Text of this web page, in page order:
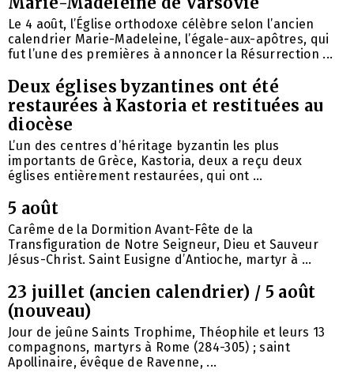
Le 4 août, l’Église orthodoxe célèbre selon l’ancien
calendrier Marie-Madeleine, l’égale-aux-apôtres, qui
fut l’une des premières à annoncer la Résurrection ...
Deux églises byzantines ont été
restaurées à Kastoria et restituées au
diocèse
L’un des centres d’héritage byzantin les plus
importants de Grèce, Kastoria, deux a reçu deux
églises entièrement restaurées, qui ont ...
5 août
Carême de la Dormition Avant-Fête de la
Transfiguration de Notre Seigneur, Dieu et Sauveur
Jésus-Christ. Saint Eusigne d’Antioche, martyr à ...
23 juillet (ancien calendrier) / 5 août
(nouveau)
Jour de jeûne Saints Trophime, Théophile et leurs 13
compagnons, martyrs à Rome (284-305) ; saint
Apollinaire, évêque de Ravenne, ...